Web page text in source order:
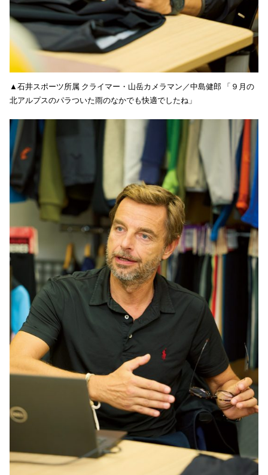
▲石井スポーツ所属 クライマー・山岳カメラマン／中島健郎 「９月の
北アルプスのパラついた雨のなかでも快適でしたね」